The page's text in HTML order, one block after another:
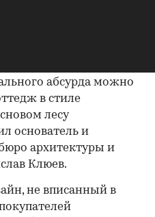
абсурда можно
в стиле
лесу
основатель и
архитектуры и
Клюев.
не вписанный в